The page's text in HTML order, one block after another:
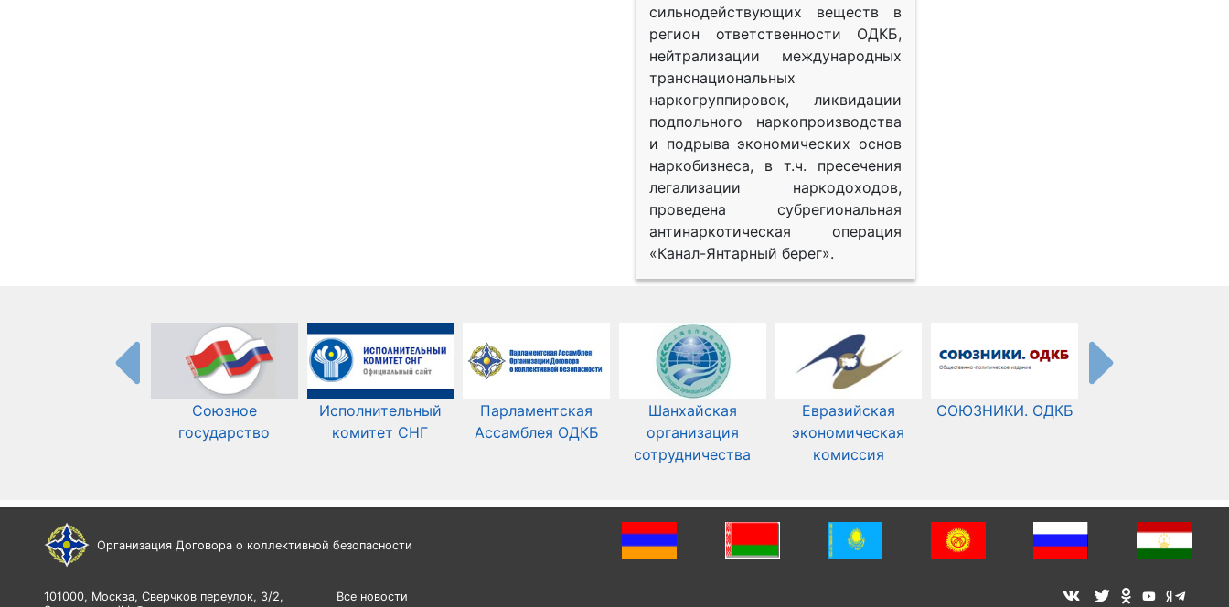
сильнодействующих веществ в
регион ответственности ОДКБ,
нейтрализации международных
транснациональных
наркогруппировок, ликвидации
подпольного наркопроизводства
и подрыва экономических основ
наркобизнеса, в т.ч. пресечения
легализации наркодоходов,
проведена субрегиональная
антинаркотическая операция
«Канал-Янтарный берег».
Союзное
государство
Исполнительный
комитет СНГ
Парламентская
Ассамблея ОДКБ
Шанхайская
организация
сотрудничества
Евразийская
экономическая
комиссия
СОЮЗНИКИ. ОДКБ
Организация Договора о коллективной безопасности
101000, Москва, Сверчков переулок, 3/2,
Все новости